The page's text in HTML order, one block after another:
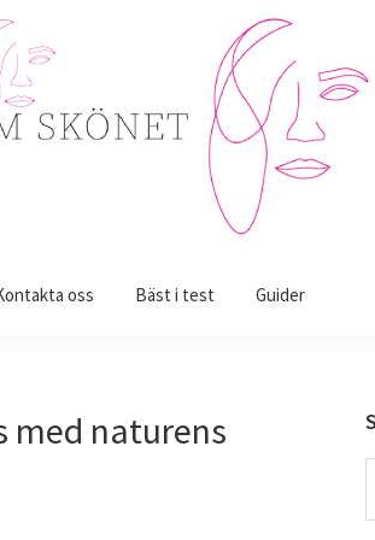
oss Bäst i test Guider
med naturens